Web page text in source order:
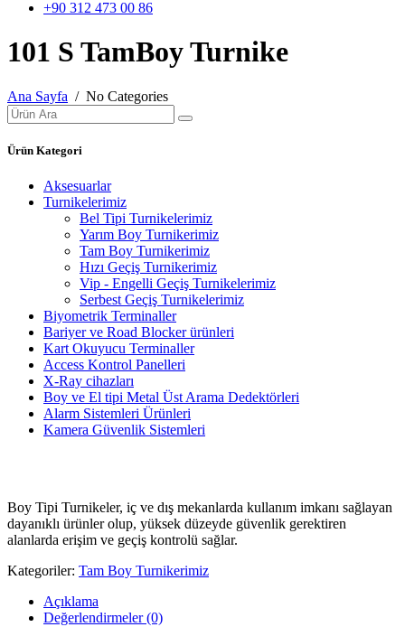
+90 312 473 00 86
101 S TamBoy Turnike
Ana Sayfa / No Categories
Ürün Kategori
Aksesuarlar
Turnikelerimiz
Bel Tipi Turnikelerimiz
Yarım Boy Turnikerimiz
Tam Boy Turnikerimiz
Hızı Geçiş Turnikerimiz
Vip - Engelli Geçiş Turnikelerimiz
Serbest Geçiş Turnikelerimiz
Biyometrik Terminaller
Bariyer ve Road Blocker ürünleri
Kart Okuyucu Terminaller
Access Kontrol Panelleri
X-Ray cihazları
Boy ve El tipi Metal Üst Arama Dedektörleri
Alarm Sistemleri Ürünleri
Kamera Güvenlik Sistemleri
Boy Tipi Turnikeler, iç ve dış mekanlarda kullanım imkanı sağlayan
dayanıklı ürünler olup, yüksek düzeyde güvenlik gerektiren
alanlarda erişim ve geçiş kontrolü sağlar.
Kategoriler: Tam Boy Turnikerimiz
Açıklama
Değerlendirmeler (0)